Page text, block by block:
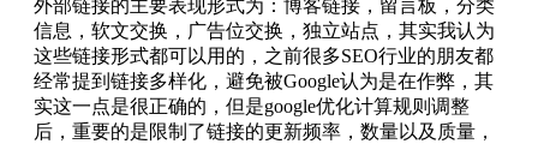
外部链接的主要表现形式为：博客链接，留言板，分类
信息，软文交换，广告位交换，独立站点，其实我认为
这些链接形式都可以用的，之前很多SEO行业的朋友都
经常提到链接多样化，避免被Google认为是在作弊，其
实这一点是很正确的，但是google优化计算规则调整
后，重要的是限制了链接的更新频率，数量以及质量，